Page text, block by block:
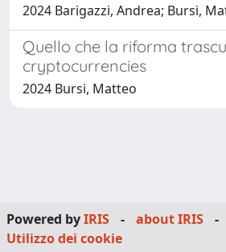
2024 Barigazzi, Andrea; Bursi,
Quello che la riforma
cryptocurrencies
2024 Bursi, Matteo
Powered byIRIS - about IRIS
-
Utilizzo dei cookie